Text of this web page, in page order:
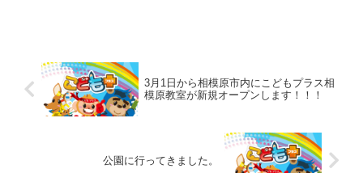
3月1日から相模原市内にこどもプラス相
模原教室が新規オープンします！！！
公園に行ってきました。